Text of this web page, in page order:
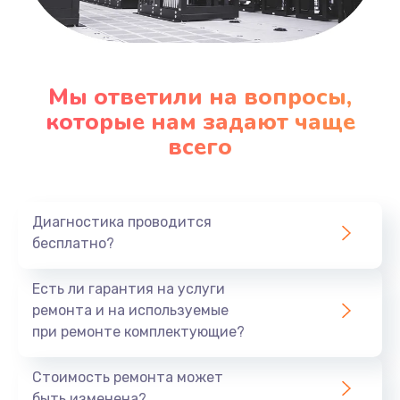
Заказать
1290 руб.
Заказать
Заказать
990 руб.
Заказать
Замена динамика
Мы ответили на вопросы,
которые нам задают чаще
всего
Диагностика проводится
бесплатно?
Есть ли гарантия на услуги
ремонта и на используемые
при ремонте комплектующие?
Стоимость ремонта может